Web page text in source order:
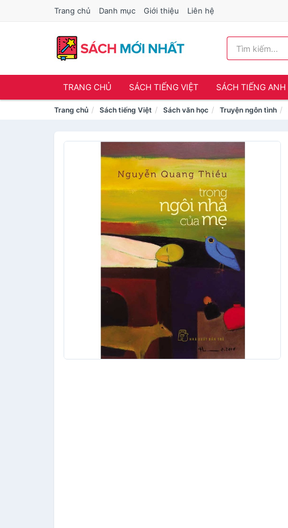
Trang chủ Danh mục Giới thiệu Liên hệ
TRANG CHỦ SÁCH TIẾNG VIỆT SÁCH TIẾNG ANH
Trang chủ Sách tiếng Việt Sách văn học Truyện ngôn tình